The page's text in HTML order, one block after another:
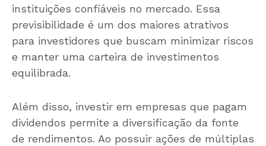
instituições confiáveis no mercado. Essa
previsibilidade é um dos maiores atrativos
para investidores que buscam minimizar riscos
e manter uma carteira de investimentos
equilibrada.
Além disso, investir em empresas que pagam
dividendos permite a diversificação da fonte
de rendimentos. Ao possuir ações de múltiplas